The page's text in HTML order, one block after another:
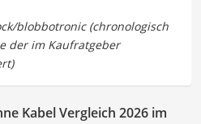
Kabel Vergleich 2026 im